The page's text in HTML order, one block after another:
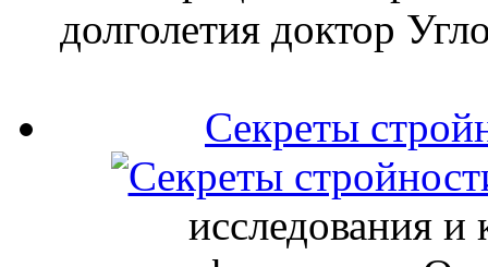
долголетия доктор
Секреты
исследования и